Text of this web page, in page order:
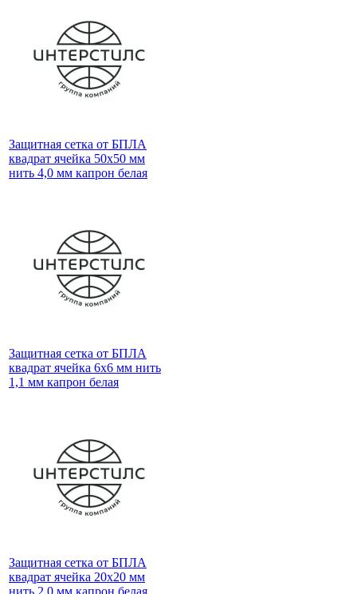
Защитная сетка от БПЛА
квадрат ячейка 50х50 мм
нить 4,0 мм капрон белая
Защитная сетка от БПЛА
квадрат ячейка 6х6 мм нить
1,1 мм капрон белая
Защитная сетка от БПЛА
квадрат ячейка 20х20 мм
нить 2,0 мм капрон белая